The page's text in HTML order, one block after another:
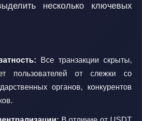
несколько ключевых
Все транзакции скрыты,
пользователей от слежки со
органов, конкурентов